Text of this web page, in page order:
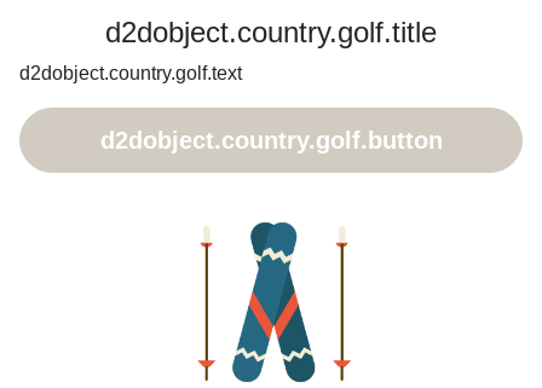
d2dobject.country.golf.title
d2dobject.country.golf.text
d2dobject.country.golf.button